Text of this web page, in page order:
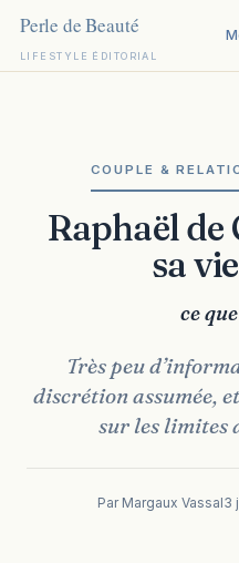
LIFESTYLE ÉDITORIAL
COUPLE &
Raphaël de Casabianca et
sa
ce
Très peu
discrétion assumée,
sur les limites
Par Margaux Vassal3